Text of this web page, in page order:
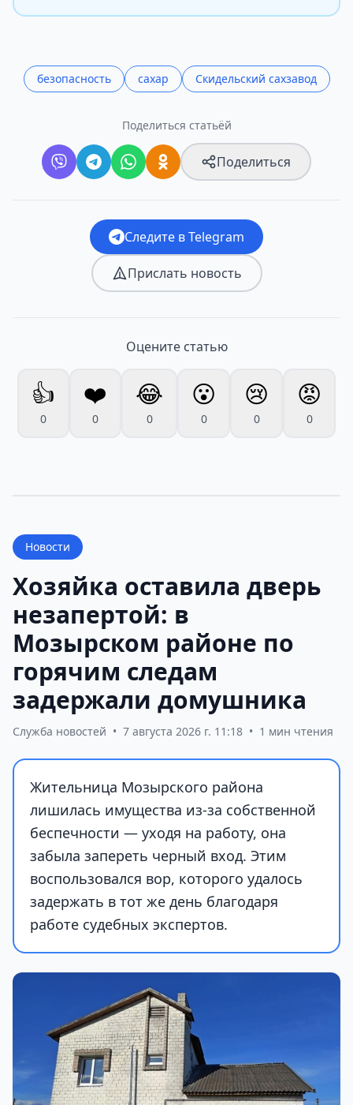
безопасность сахар Скидельский сахзавод
Поделиться статьёй
Поделиться
Следите в Telegram
Прислать новость
Оцените статью
👍
0
❤️
0
😂
0
😮
0
😢
0
😡
0
Новости
Хозяйка оставила дверь
незапертой: в
Мозырском районе по
горячим следам
задержали домушника
Служба новостей • 7 августа 2026 г. 11:18 • 1 мин чтения
Жительница Мозырского района
лишилась имущества из-за собственной
беспечности — уходя на работу, она
забыла запереть черный вход. Этим
воспользовался вор, которого удалось
задержать в тот же день благодаря
работе судебных экспертов.